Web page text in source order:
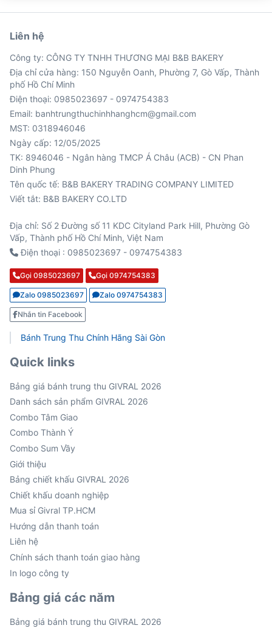
Liên hệ
Công ty: CÔNG TY TNHH THƯƠNG MẠI B&B BAKERY
Địa chỉ cửa hàng: 150 Nguyễn Oanh, Phường 7, Gò Vấp, Thành
phố Hồ Chí Minh
Điện thoại: 0985023697 - 0974754383
Email: banhtrungthuchinhhanghcm@gmail.com
MST: 0318946046
Ngày cấp: 12/05/2025
TK: 8946046 - Ngân hàng TMCP Á Châu (ACB) - CN Phan
Viết tắt: B&B BAKERY CO.LTD
Địa chỉ: Số 2 Đường số 11 KDC Cityland Park Hill, Phường Gò
Vấp, Thành phố Hồ Chí Minh, Việt Nam
Điện thoại : 0985023697 - 0974754383
Gọi 0985023697 Gọi 0974754383
Zalo 0985023697 Zalo 0974754383
Nhắn tin Facebook
Bánh Trung Thu Chính Hãng Sài Gòn
Quick links
Bảng giá bánh trung thu GIVRAL 2026
Danh sách sản phẩm GIVRAL 2026
Combo Tâm Giao
Combo Thành Ý
Combo Sum Vầy
Giới thiệu
Bảng chiết khấu GIVRAL 2026
Chiết khấu doanh nghiệp
Mua sỉ Givral TP.HCM
Hướng dẫn thanh toán
Liên hệ
Chính sách thanh toán giao hàng
In logo công ty
Bảng giá các năm
Bảng giá bánh trung thu GIVRAL 2026